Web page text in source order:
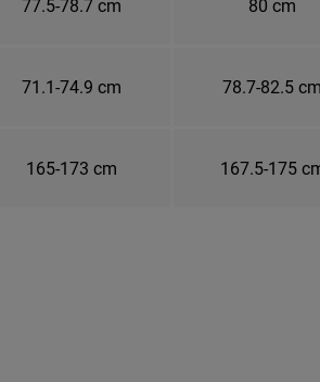
77.5-78.7 cm 80 cm
71.1-74.9 cm 78.7-82.5 cm
165-173 cm 167.5-175